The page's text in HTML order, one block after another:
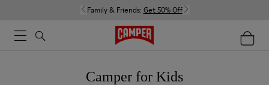
Family & Friends: Get 50% Off
Camper for Kids